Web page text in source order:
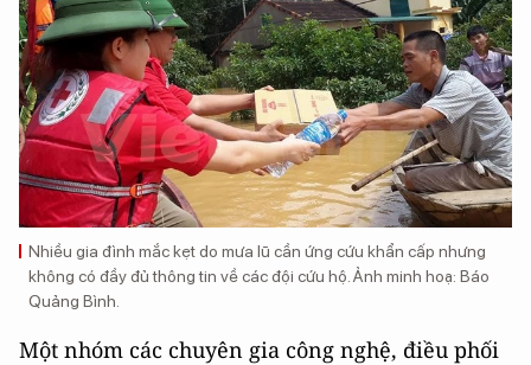
Nhiều gia đình mắc kẹt do mưa lũ cần ứng cứu khẩn cấp nhưng
không có đầy đủ thông tin về các đội cứu hộ. Ảnh minh hoạ: Báo
Quảng Bình.
Một nhóm các chuyên gia công nghệ, điều phối